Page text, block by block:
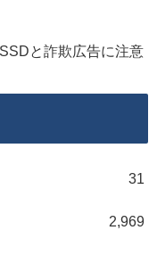
と詐欺広告に注意
31
2,969